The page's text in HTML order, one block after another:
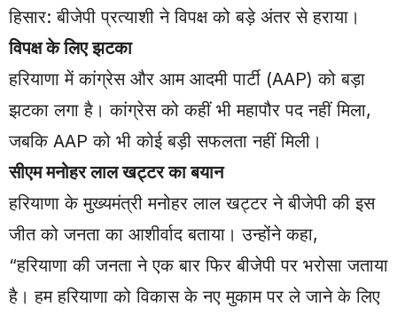
हिसार: बीजेपी प्रत्याशी ने विपक्ष को बड़े अंतर से हराया।
विपक्ष के लिए झटका
हरियाणा में कांग्रेस और आम आदमी पार्टी (AAP) को बड़ा
झटका लगा है। कांग्रेस को कहीं भी महापौर पद नहीं मिला,
जबकि AAP को भी कोई बड़ी सफलता नहीं मिली।
सीएम मनोहर लाल खट्टर का बयान
हरियाणा के मुख्यमंत्री मनोहर लाल खट्टर ने बीजेपी की इस
जीत को जनता का आशीर्वाद बताया। उन्होंने कहा,
“हरियाणा की जनता ने एक बार फिर बीजेपी पर भरोसा जताया
है। हम हरियाणा को विकास के नए मुकाम पर ले जाने के लिए